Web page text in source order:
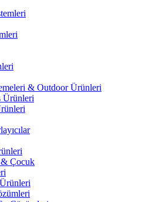
& Outdoor Ürünleri
Ürünleri
Çocuk